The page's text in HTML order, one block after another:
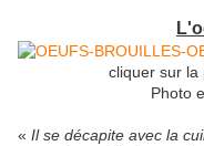
cliquer sur la
Photo
« Il se décapite avec la